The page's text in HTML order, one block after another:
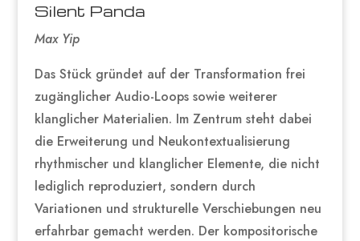
Silent Panda
Max Yip
Das Stück gründet auf der Transformation frei
zugänglicher Audio-Loops sowie weiterer
klanglicher Materialien. Im Zentrum steht dabei
die Erweiterung und Neukontextualisierung
rhythmischer und klanglicher Elemente, die nicht
lediglich reproduziert, sondern durch
Variationen und strukturelle Verschiebungen neu
erfahrbar gemacht werden. Der kompositorische